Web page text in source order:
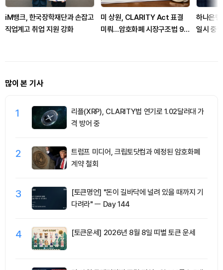
iM뱅크, 한국장학재단과 손잡고
직업계고 취업 지원 강화
미 상원, CLARITY Act 표결
미뤄…암호화폐 시장구조법 9월
하나은
일시 중
많이 본 기사
1
리플(XRP), CLARITY법 연기로 1.02달러대 가
격 방어 중
2
트럼프 미디어, 크립토닷컴과 예정된 암호화폐
계약 철회
3
[토큰명언] "돈이 길바닥에 널려 있을 때까지 기
다려라" ㅡ Day 144
4 [토큰운세] 2026년 8월 8일 띠별 토큰 운세